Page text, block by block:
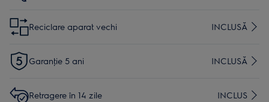
Reciclare aparat vechi INCLUSĂ
Garanţie 5 ani INCLUSĂ
Retragere în 14 zile INCLUS